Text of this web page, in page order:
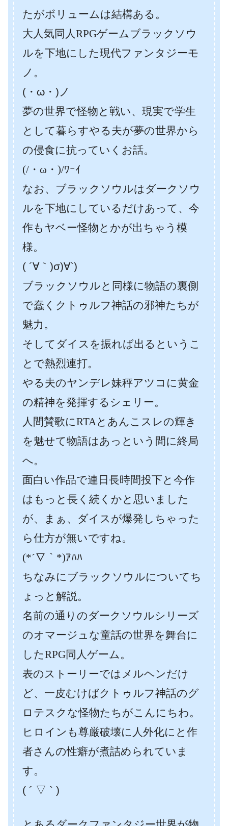
たがボリュームは結構ある。
大人気同人RPGゲームブラックソウ
ルを下地にした現代ファンタジーモ
ノ。
(・ω・)ノ
夢の世界で怪物と戦い、現実で学生
として暮らすやる夫が夢の世界から
の侵食に抗っていくお話。
(/・ω・)/ﾜｰｲ
なお、ブラックソウルはダークソウ
ルを下地にしているだけあって、今
作もヤベー怪物とかが出ちゃう模
様。
( ´∀｀)σ)∀`)
ブラックソウルと同様に物語の裏側
で蠢くクトゥルフ神話の邪神たちが
魅力。
そしてダイスを振れば出るというこ
とで熱烈連打。
やる夫のヤンデレ妹秤アツコに黄金
の精神を発揮するシェリー。
人間賛歌にRTAとあんこスレの輝き
を魅せて物語はあっという間に終局
へ。
面白い作品で連日長時間投下と今作
はもっと長く続くかと思いました
が、まぁ、ダイスが爆発しちゃった
ら仕方が無いですね。
(*´∇｀*)ｱﾊﾊ
ちなみにブラックソウルについてち
ょっと解説。
名前の通りのダークソウルシリーズ
のオマージュな童話の世界を舞台に
したRPG同人ゲーム。
表のストーリーではメルヘンだけ
ど、一皮むけばクトゥルフ神話のグ
ロテスクな怪物たちがこんにちわ。
ヒロインも尊厳破壊に人外化にと作
者さんの性癖が煮詰められていま
す。
( ´ ▽ ` )